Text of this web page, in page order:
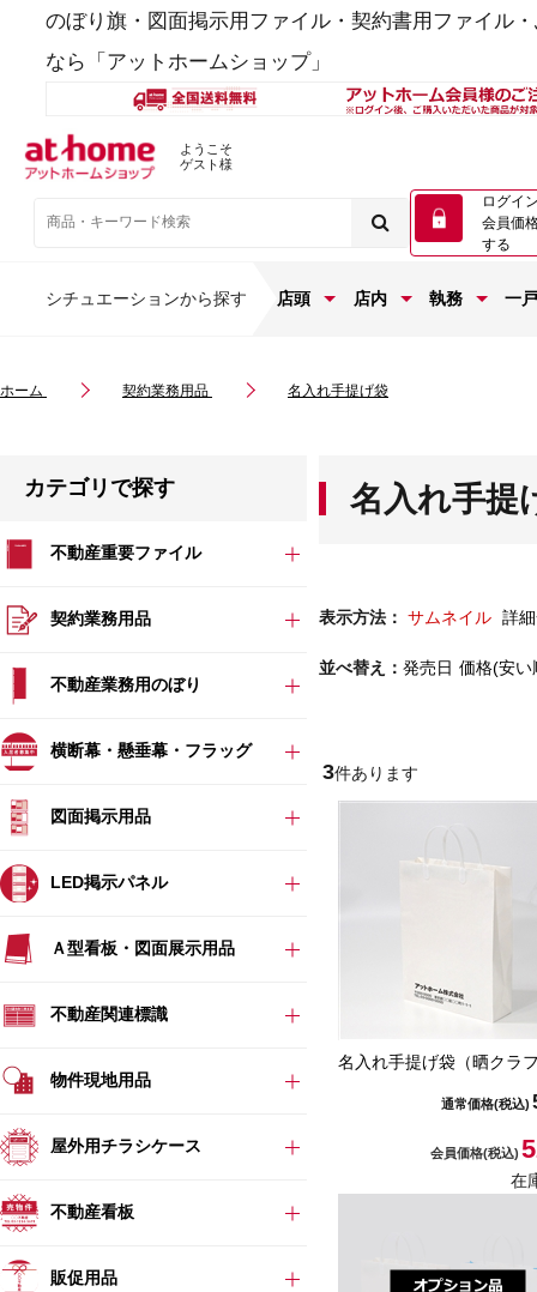
のぼり旗・図面掲示用ファイル・契約書用ファイル
なら「アットホームショップ」
ようこそ
ゲスト様
ログイ
会員価
する
シチュエーションから探す 店頭 店内 執務 一
ホーム 契約業務用品 名入れ手提げ袋
カテゴリで探す
不動産重要ファイル
契約業務用品
不動産業務用のぼり
横断幕・懸垂幕・フラッグ
図面掲示用品
LED掲示パネル
Ａ型看板・図面展示用品
不動産関連標識
物件現地用品
屋外用チラシケース
不動産看板
販促用品
名入れ手提
表示方法： サムネイル 詳
並べ替え： 発売日 価格(安い
3件あります
名入れ手提げ袋（晒クラ
通常価格(税込)
会員価格(税込)
在